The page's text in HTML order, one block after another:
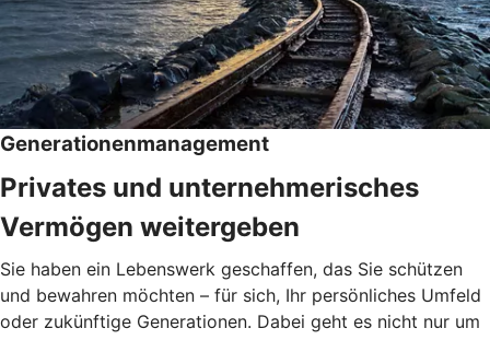
Generationenmanagement
Privates und unternehmerisches
Vermögen weitergeben
Sie haben ein Lebenswerk geschaffen, das Sie schützen
und bewahren möchten – für sich, Ihr persönliches Umfeld
oder zukünftige Generationen. Dabei geht es nicht nur um